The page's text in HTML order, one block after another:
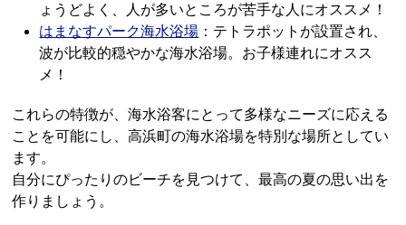
ょうどよく、人が多いところが苦手な人にオススメ！
はまなすパーク海水浴場 ：テトラポットが設置され、
波が比較的穏やかな海水浴場。お子様連れにオスス
メ！
これらの特徴が、海水浴客にとって多様なニーズに応える
ことを可能にし、高浜町の海水浴場を特別な場所としてい
ます。
自分にぴったりのビーチを見つけて、最高の夏の思い出を
作りましょう。